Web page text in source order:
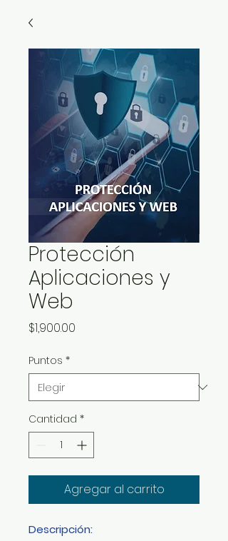
Protección
Aplicaciones y
Web
$1,900.00
Puntos *
Cantidad *
Agregar al carrito
Descripción: